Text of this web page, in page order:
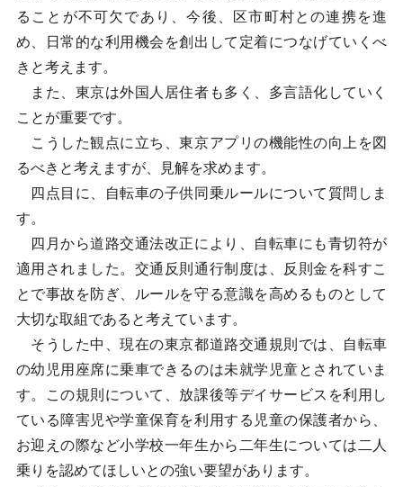
ることが不可欠であり、今後、区市町村との連携を進
め、日常的な利用機会を創出して定着につなげていくべ
きと考えます。
また、東京は外国人居住者も多く、多言語化していく
ことが重要です。
こうした観点に立ち、東京アプリの機能性の向上を図
るべきと考えますが、見解を求めます。
四点目に、自転車の子供同乗ルールについて質問しま
す。
四月から道路交通法改正により、自転車にも青切符が
適用されました。交通反則通行制度は、反則金を科すこ
とで事故を防ぎ、ルールを守る意識を高めるものとして
大切な取組であると考えています。
そうした中、現在の東京都道路交通規則では、自転車
の幼児用座席に乗車できるのは未就学児童とされていま
す。この規則について、放課後等デイサービスを利用し
ている障害児や学童保育を利用する児童の保護者から、
お迎えの際など小学校一年生から二年生については二人
乗りを認めてほしいとの強い要望があります。